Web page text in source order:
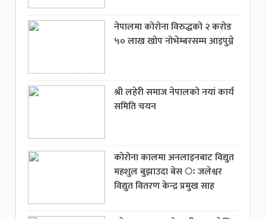
नेपालमा कोरोना विरुद्धको २ करोड
५० लाख खोप नोभेम्बरसम्म आइपुग्ने
श्री लहेरी समाज नेपालको नयां कार्य
समिति चयन
कोरोना कालमा अनलाइनबाट विद्युत
महशुल बुझाउदा बेस ः जलेश्वर
विद्युत वितरण केन्द्र प्रमुख साह